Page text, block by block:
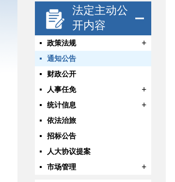
法定主动公
开内容
政策法规 +
通知公告
财政公开
人事任免
+
统计信息 +
依法治旅
招标公告
人大协议提案
市场管理
+